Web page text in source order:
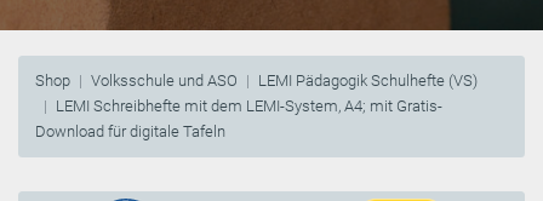
Shop Volksschule und ASO
LEMI Pädagogik Schulhefte (VS)
LEMI Schreibhefte mit dem LEMI-System, A4; mit Gratis-
Download für digitale Tafeln